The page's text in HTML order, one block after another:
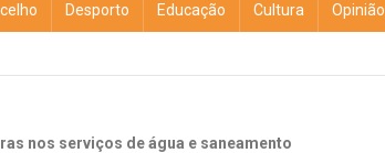
Desporto Educação Cultura Opinião
nos serviços de água e saneamento